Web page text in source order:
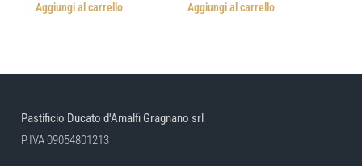
Aggiungi al carrello
Aggiungi al carrello
Pastificio Ducato d'Amalfi Gragnano srl
P.IVA 09054801213